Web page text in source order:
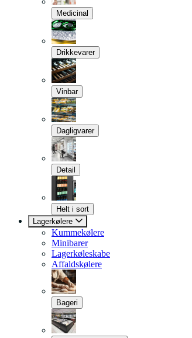
Medicinal
Drikkevarer
Vinbar
Dagligvarer
Detail
Helt i sort
Lagerkølere
Kummekølere
Minibarer
Lagerkøleskabe
Affaldskølere
Bageri